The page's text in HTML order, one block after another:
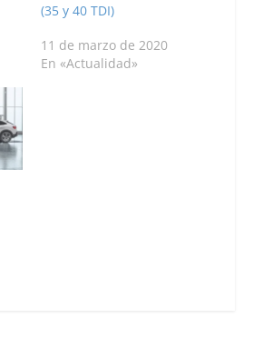
(35 y 40 TDI)
11 de marzo de 2020
En «Actualidad»